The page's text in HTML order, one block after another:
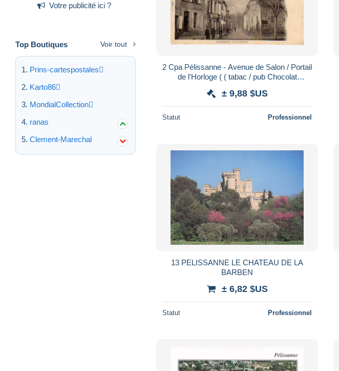
Votre publicité ici ?
Top Boutiques Voir tout
Prins-cartespostales
Karto86
MondialCollection
ranas
Clement-Marechal
2 Cpa Pélissanne - Avenue de Salon / Portail
de l'Horloge ( ( tabac / pub Chocolat
± 9,88 $US
Statut Professionnel
13 PELISSANNE LE CHATEAU DE LA
BARBEN
± 6,82 $US
Statut Professionnel